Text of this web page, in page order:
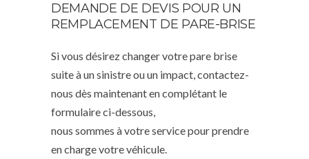
DEMANDE DE DEVIS POUR UN
REMPLACEMENT DE PARE-BRISE
Si vous désirez changer votre pare brise
suite à un sinistre ou un impact, contactez-
nous dès maintenant en complétant le
formulaire ci-dessous,
nous sommes à votre service pour prendre
en charge votre véhicule.